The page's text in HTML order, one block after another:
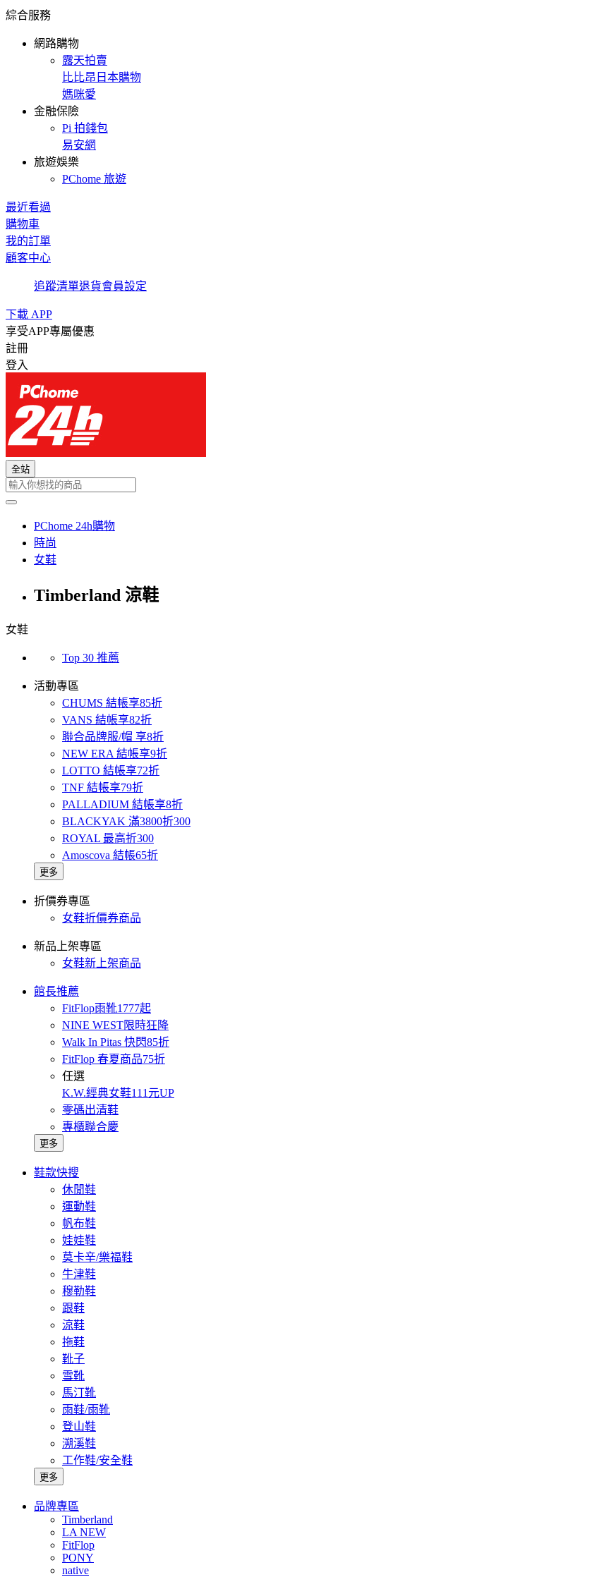
綜合服務
網路購物
露天拍賣
比比昂日本購物
媽咪愛
金融保險
Pi 拍錢包
易安網
旅遊娛樂
PChome 旅遊
最近看過
購物車
我的訂單
顧客中心
追蹤清單退貨會員設定
下載 APP
享受APP專屬優惠
註冊
登入
全站
PChome 24h購物
時尚
女鞋
Timberland 涼鞋
女鞋
Top 30 推薦
活動專區
CHUMS 結帳享85折
VANS 結帳享82折
聯合品牌服/帽 享8折
NEW ERA 結帳享9折
LOTTO 結帳享72折
TNF 結帳享79折
PALLADIUM 結帳享8折
BLACKYAK 滿3800折300
ROYAL 最高折300
Amoscova 結帳65折
更多
折價券專區
女鞋折價券商品
新品上架專區
女鞋新上架商品
館長推薦
FitFlop雨靴1777起
NINE WEST限時狂降
Walk In Pitas 快閃85折
FitFlop 春夏商品75折
任選
K.W.經典女鞋111元UP
零碼出清鞋
專櫃聯合慶
更多
鞋款快搜
休閒鞋
運動鞋
帆布鞋
娃娃鞋
莫卡辛/樂福鞋
牛津鞋
穆勒鞋
跟鞋
涼鞋
拖鞋
靴子
雪靴
馬汀靴
雨鞋/雨靴
登山鞋
溯溪鞋
工作鞋/安全鞋
更多
品牌專區
Timberland
LA NEW
FitFlop
PONY
native